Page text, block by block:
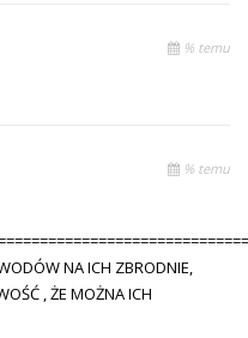
% temu
% temu
NA ICH ZBRODNIE,
, ŻE MOŻNA ICH